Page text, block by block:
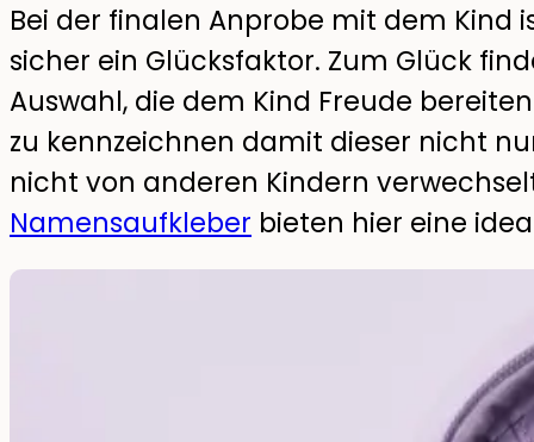
Bei der finalen Anprobe mit dem Kind
sicher ein Glücksfaktor. Zum Glück
Auswahl, die dem Kind Freude
zu kennzeichnen damit dieser nicht
nicht von anderen Kindern
Namensaufkleber bieten hier eine